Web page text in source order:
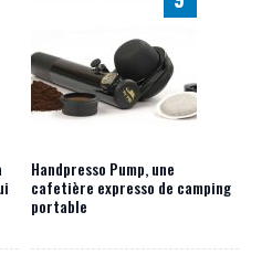
Handpresso Pump, une
cafetière expresso de camping
portable